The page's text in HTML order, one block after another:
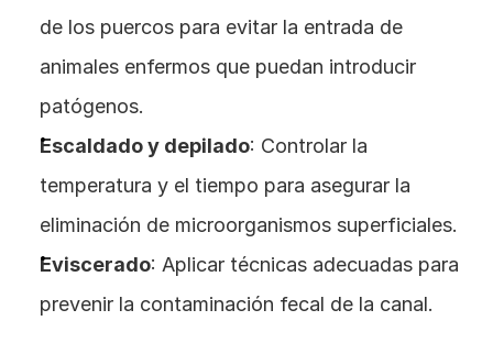
de los puercos para evitar la entrada de
animales enfermos que puedan introducir
patógenos.
Escaldado y depilado: Controlar la
temperatura y el tiempo para asegurar la
eliminación de microorganismos superficiales.
Eviscerado: Aplicar técnicas adecuadas para
prevenir la contaminación fecal de la canal.